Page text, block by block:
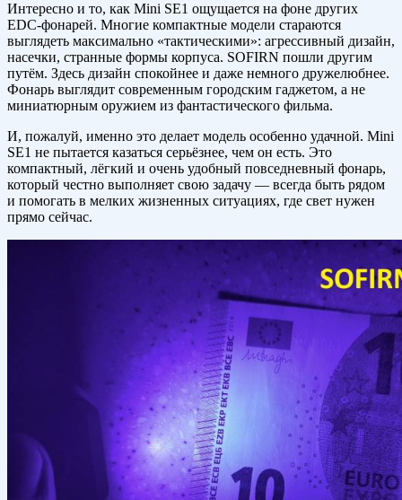
Интересно и то, как Mini SE1 ощущается на фоне других
EDC-фонарей. Многие компактные модели стараются
выглядеть максимально «тактическими»: агрессивный дизайн,
насечки, странные формы корпуса. SOFIRN пошли другим
путём. Здесь дизайн спокойнее и даже немного дружелюбнее.
Фонарь выглядит современным городским гаджетом, а не
миниатюрным оружием из фантастического фильма.
И, пожалуй, именно это делает модель особенно удачной. Mini
SE1 не пытается казаться серьёзнее, чем он есть. Это
компактный, лёгкий и очень удобный повседневный фонарь,
который честно выполняет свою задачу — всегда быть рядом
и помогать в мелких жизненных ситуациях, где свет нужен
прямо сейчас.